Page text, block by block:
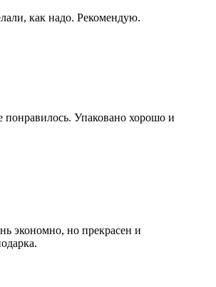
как надо. Рекомендую.
понравилось. Упаковано хорошо и
экономно, но прекрасен и